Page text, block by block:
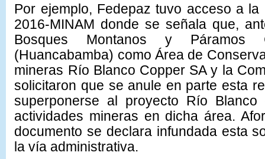
Por ejemplo, Fedepaz tuvo acceso a
2016-MINAM donde se señala que,
Bosques Montanos y Páramos
(Huancabamba) como Área de
mineras Río Blanco Copper SA y la
solicitaron que se anule en parte esta
superponerse al proyecto Río
actividades mineras en dicha área.
documento se declara infundada esta
la vía administrativa.